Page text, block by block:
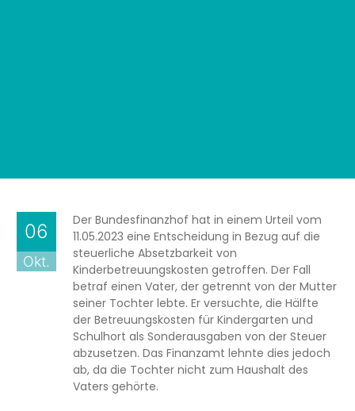
06
Okt.
Der Bundesfinanzhof hat in einem Urteil vom
11.05.2023 eine Entscheidung in Bezug auf die
steuerliche Absetzbarkeit von
Kinderbetreuungskosten getroffen. Der Fall
betraf einen Vater, der getrennt von der Mutter
seiner Tochter lebte. Er versuchte, die Hälfte
der Betreuungskosten für Kindergarten und
Schulhort als Sonderausgaben von der Steuer
abzusetzen. Das Finanzamt lehnte dies jedoch
ab, da die Tochter nicht zum Haushalt des
Vaters gehörte.